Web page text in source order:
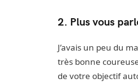
2. Plus vous
J’avais un peu du
très bonne
de votre objectif